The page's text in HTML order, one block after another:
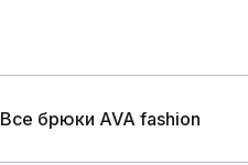
Все брюки AVA fashion